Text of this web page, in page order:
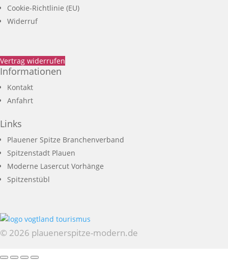
Cookie-Richtlinie (EU)
Widerruf
Vertrag widerrufen
Informationen
Kontakt
Anfahrt
Links
Plauener Spitze Branchenverband
Spitzenstadt Plauen
Moderne Lasercut Vorhänge
Spitzenstübl
© 2026 plauenerspitze-modern.de